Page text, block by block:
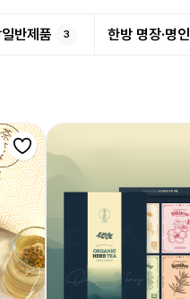
반제품 3 한방 명장·명인